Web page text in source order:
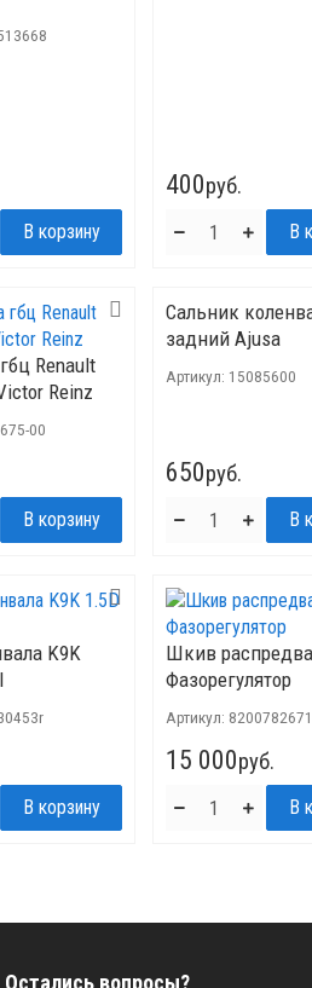
400руб.
Renault
Reinz
00
Сальник
задний Ajusa
Артикул: 15085600
650руб.
K9K
Шкив
Фазорегулятор
Артикул: 8200782671
15 000руб.
Остались вопросы?